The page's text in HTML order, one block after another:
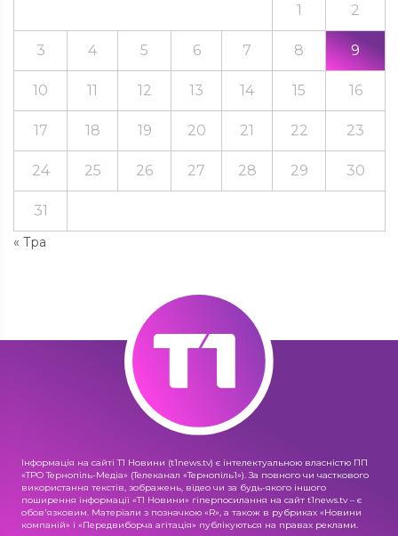
« Тра
1 2
3 4 5 6 7 8 9
10 11 12 13 14 15 16
17 18 19 20 21 22 23
24 25 26 27 28 29 30
31
Інформація на сайті Т1 Новини (t1news.tv) є інтелектуальною власністю ПП
«ТРО Тернопіль-Медіа» (Телеканал «Тернопіль1»). За повного чи часткового
використання текстів, зображень, відео чи за будь-якого іншого
поширення інформації «Т1 Новини» гіперпосилання на сайт t1news.tv – є
обов'язковим. Матеріали з позначкою «R», а також в рубриках «Новини
компаній» і «Передвиборча агітація» публікуються на правах реклами.